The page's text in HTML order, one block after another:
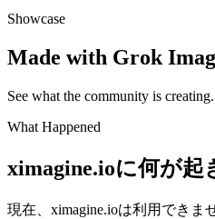
Showcase
Made with Grok
See what the community is
What Happened
ximagine.ioに何が起
現在、ximagine.ioは利用できま